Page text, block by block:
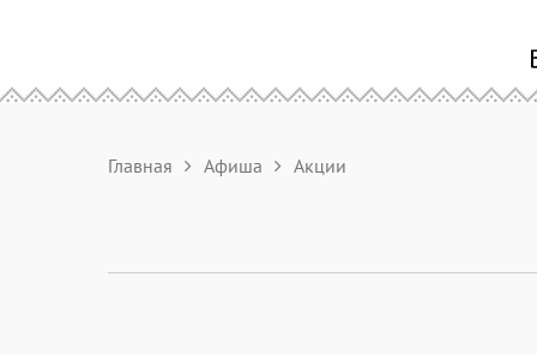
Главная Афиша Акции